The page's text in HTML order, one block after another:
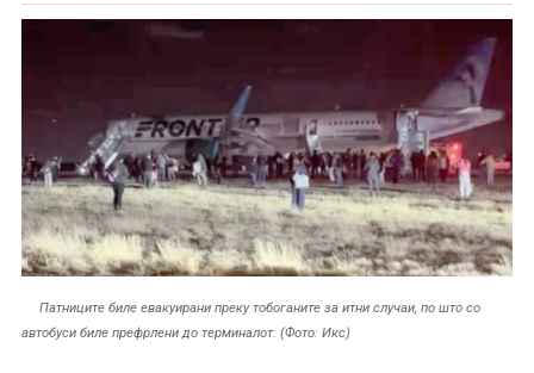
Патниците биле евакуирани преку тобоганите за итни случаи, по што со
автобуси биле префрлени до терминалот. (Фото: Икс)